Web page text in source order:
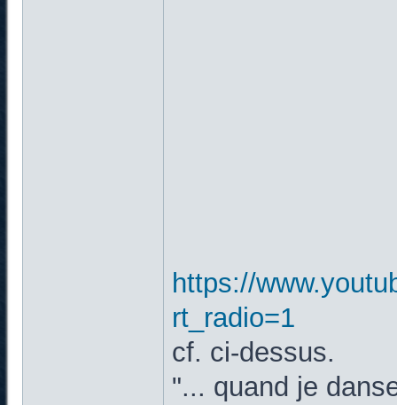
https://
rt_radio=1
cf. ci-dessus.
"... quand je